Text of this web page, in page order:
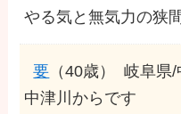
やる気と無気力の狭
要 （40歳）
岐阜県/
中津川からです